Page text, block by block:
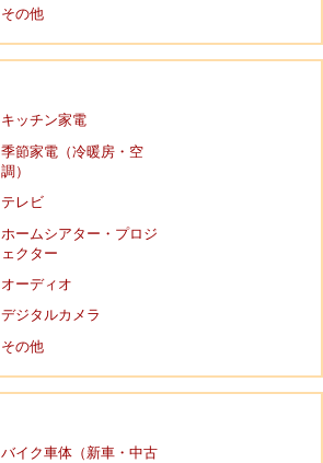
その他
キッチン家電
季節家電（冷暖房・空
調）
テレビ
ホームシアター・プロジ
ェクター
オーディオ
デジタルカメラ
その他
バイク車体（新車・中古